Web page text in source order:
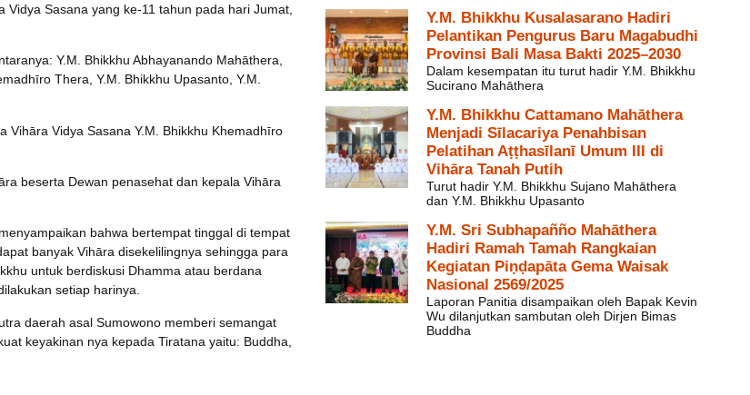
Sasana yang ke-11 tahun pada hari Jumat,
Y.M. Bhikkhu Abhayanando Mahāthera,
Thera, Y.M. Bhikkhu Upasanto, Y.M.
Vihāra Vidya Sasana Y.M. Bhikkhu Khemadhīro
beserta Dewan penasehat dan kepala Vihāra
bahwa bertempat tinggal di tempat
banyak Vihāra disekelilingnya sehingga para
untuk berdiskusi Dhamma atau berdana
setiap harinya.
daerah asal Sumowono memberi semangat
keyakinan nya kepada Tiratana yaitu: Buddha,
Y.M. Bhikkhu Kusalasarano Hadiri
Pelantikan Pengurus Baru Magabudhi
Provinsi Bali Masa Bakti 2025–2030
Dalam kesempatan itu turut hadir Y.M. Bhikkhu
Sucirano Mahāthera
Y.M. Bhikkhu Cattamano Mahāthera
Menjadi Sīlacariya Penahbisan
Pelatihan Aṭṭhasīlanī Umum III di
Vihāra Tanah Putih
Turut hadir Y.M. Bhikkhu Sujano Mahāthera
dan Y.M. Bhikkhu Upasanto
Y.M. Sri Subhapañño Mahāthera
Hadiri Ramah Tamah Rangkaian
Kegiatan Piṇḍapāta Gema Waisak
Nasional 2569/2025
Laporan Panitia disampaikan oleh Bapak Kevin
Wu dilanjutkan sambutan oleh Dirjen Bimas
Buddha